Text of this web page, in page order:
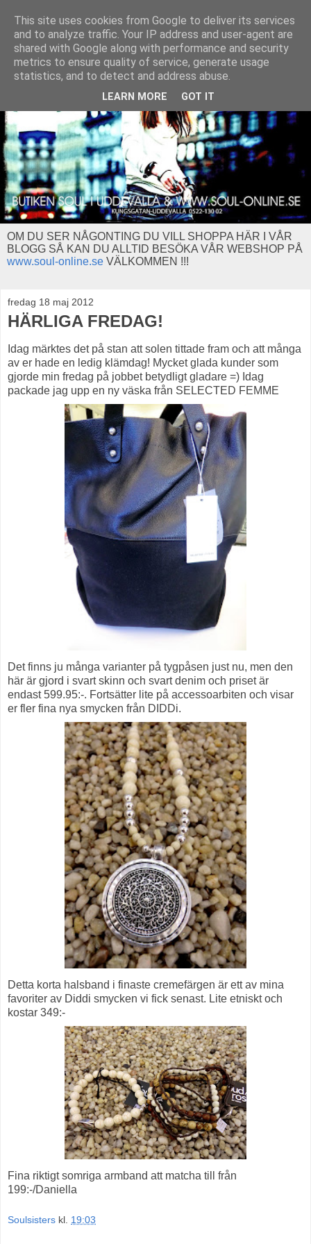
OM DU SER NÅGONTING DU VILL SHOPPA HÄR I VÅR
BLOGG SÅ KAN DU ALLTID BESÖKA VÅR WEBSHOP PÅ
www.soul-online.se VÄLKOMMEN !!!
fredag 18 maj 2012
HÄRLIGA FREDAG!
Idag märktes det på stan att solen tittade fram och att många
av er hade en ledig klämdag! Mycket glada kunder som
gjorde min fredag på jobbet betydligt gladare =) Idag
packade jag upp en ny väska från SELECTED FEMME
Det finns ju många varianter på tygpåsen just nu, men den
här är gjord i svart skinn och svart denim och priset är
endast 599.95:-. Fortsätter lite på accessoarbiten och visar
er fler fina nya smycken från DIDDi.
Detta korta halsband i finaste cremefärgen är ett av mina
favoriter av Diddi smycken vi fick senast. Lite etniskt och
kostar 349:-
Fina riktigt somriga armband att matcha till från
199:-/Daniella
Soulsisters kl. 19:03
This site uses cookies from Google to deliver its services
and to analyze traffic. Your IP address and user-agent are
shared with Google along with performance and security
metrics to ensure quality of service, generate usage
statistics, and to detect and address abuse.
LEARN MORE GOT IT